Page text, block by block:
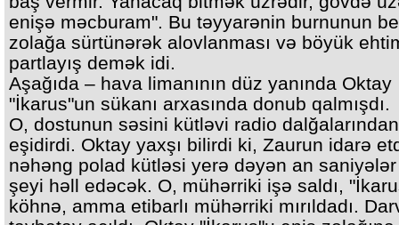
enişə məcburam". Bu təyyarənin burnunun
zolağa sürtünərək alovlanması və böyük
partlayış demək idi.
Aşağıda – hava limanının düz yanında Oktay
"İkarus"un sükanı arxasında donub qalmışdı.
O, dostunun səsini kütləvi radio dalğalarından
eşidirdi. Oktay yaxşı bilirdi ki, Zaurun idarə
nəhəng polad kütləsi yerə dəyən an
şeyi həll edəcək. O, mühərriki işə saldı,
köhnə, amma etibarlı mühərriki mırıldadı.